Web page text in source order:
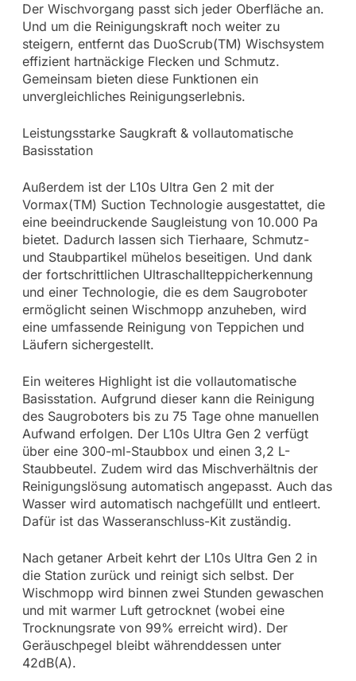
Der Wischvorgang passt sich jeder Oberfläche an.
Und um die Reinigungskraft noch weiter zu
steigern, entfernt das DuoScrub(TM) Wischsystem
effizient hartnäckige Flecken und Schmutz.
Gemeinsam bieten diese Funktionen ein
unvergleichliches Reinigungserlebnis.
Leistungsstarke Saugkraft & vollautomatische
Basisstation
Außerdem ist der L10s Ultra Gen 2 mit der
Vormax(TM) Suction Technologie ausgestattet, die
eine beeindruckende Saugleistung von 10.000 Pa
bietet. Dadurch lassen sich Tierhaare, Schmutz-
und Staubpartikel mühelos beseitigen. Und dank
der fortschrittlichen Ultraschallteppicherkennung
und einer Technologie, die es dem Saugroboter
ermöglicht seinen Wischmopp anzuheben, wird
eine umfassende Reinigung von Teppichen und
Läufern sichergestellt.
Ein weiteres Highlight ist die vollautomatische
Basisstation. Aufgrund dieser kann die Reinigung
des Saugroboters bis zu 75 Tage ohne manuellen
Aufwand erfolgen. Der L10s Ultra Gen 2 verfügt
über eine 300-ml-Staubbox und einen 3,2 L-
Staubbeutel. Zudem wird das Mischverhältnis der
Reinigungslösung automatisch angepasst. Auch das
Wasser wird automatisch nachgefüllt und entleert.
Dafür ist das Wasseranschluss-Kit zuständig.
Nach getaner Arbeit kehrt der L10s Ultra Gen 2 in
die Station zurück und reinigt sich selbst. Der
Wischmopp wird binnen zwei Stunden gewaschen
und mit warmer Luft getrocknet (wobei eine
Trocknungsrate von 99% erreicht wird). Der
Geräuschpegel bleibt währenddessen unter
42dB(A).